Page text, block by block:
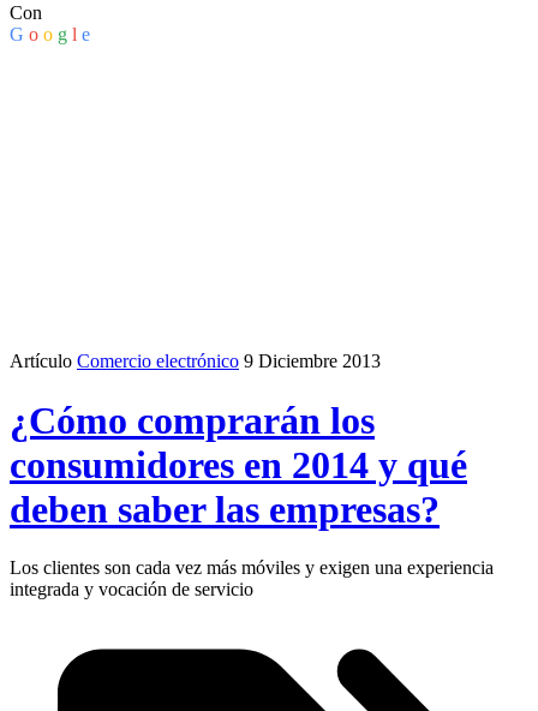
Con
G o o g l e
Artículo Comercio electrónico 9 Diciembre 2013
¿Cómo comprarán los
consumidores en 2014 y qué
deben saber las empresas?
Los clientes son cada vez más móviles y exigen una experiencia
integrada y vocación de servicio